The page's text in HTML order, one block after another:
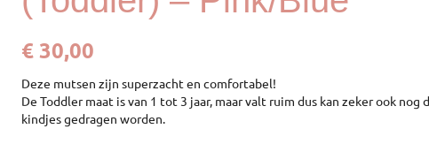
€30,00
Deze mutsen zijn superzacht en comfortabel!
De Toddler maat is van 1 tot 3 jaar, maar valt ruim dus kan zeker ook nog
kindjes gedragen worden.